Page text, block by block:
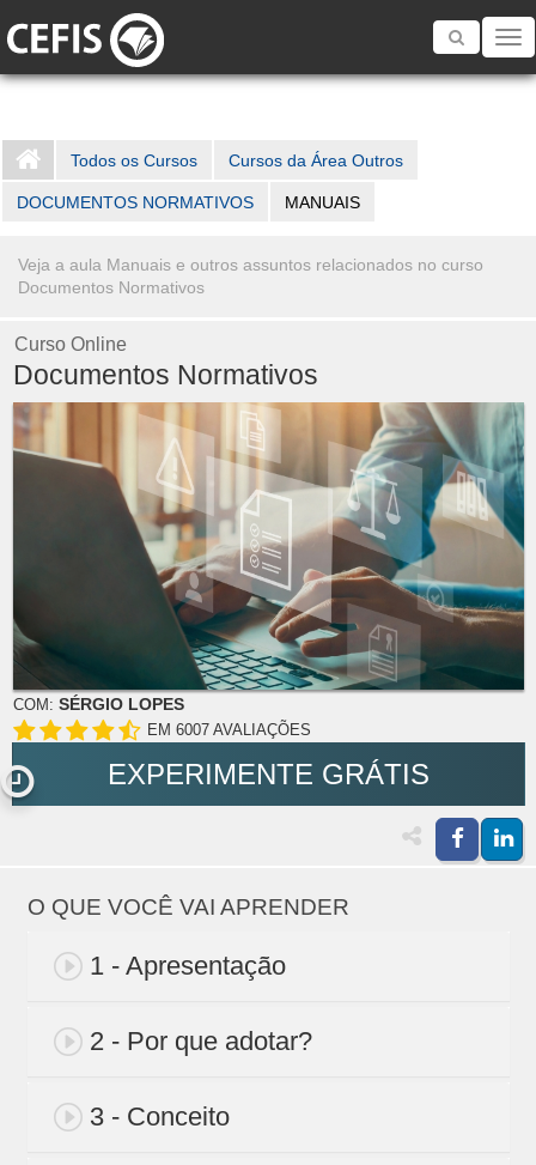
Toggle
Todos os Cursos Cursos da Área Outros
DOCUMENTOS NORMATIVOS MANUAIS
Veja a aula Manuais e outros assuntos relacionados no curso
Documentos Normativos
Curso Online
Documentos Normativos
COM: SÉRGIO LOPES
EM 6007 AVALIAÇÕES
EXPERIMENTE GRÁTIS
O QUE VOCÊ VAI APRENDER
1 - Apresentação
2 - Por que adotar?
3 - Conceito